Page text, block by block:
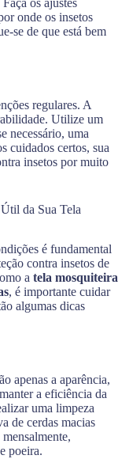
onde os insetos
se de que está bem
regulares. A
Utilize um
necessário, uma
cuidados certos, sua
insetos por muito
da Sua Tela
é fundamental
contra insetos de
a tela mosquiteira
, é importante cuidar
algumas dicas
apenas a aparência,
a eficiência da
uma limpeza
de cerdas macias
poeira.